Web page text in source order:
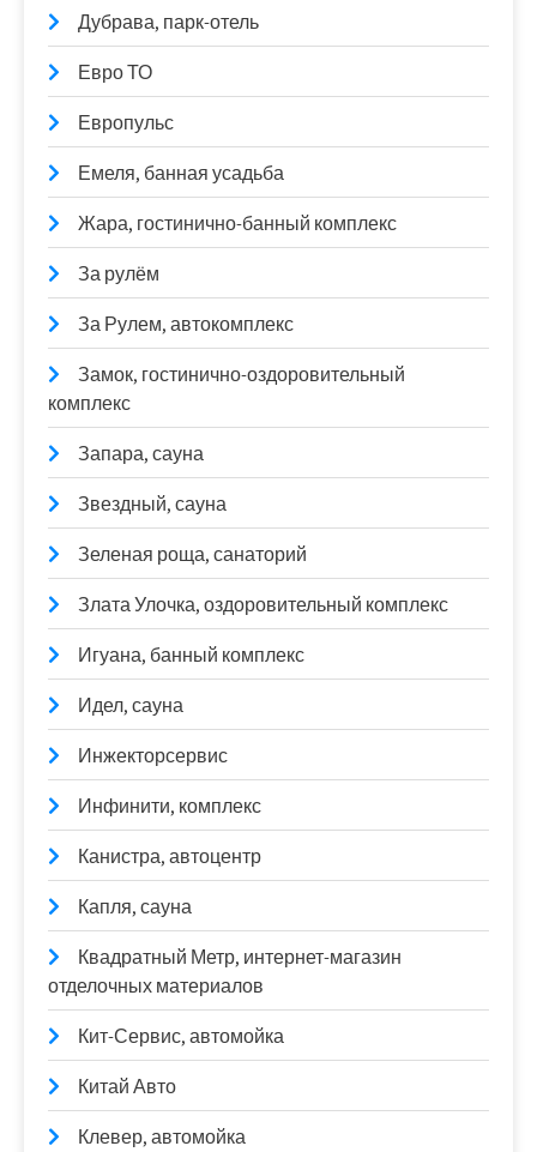
Дубрава, парк-отель
Евро ТО
Европульс
Емеля, банная усадьба
Жара, гостинично-банный комплекс
За рулём
За Рулем, автокомплекс
Замок, гостинично-оздоровительный
комплекс
Запара, сауна
Звездный, сауна
Зеленая роща, санаторий
Злата Улочка, оздоровительный комплекс
Игуана, банный комплекс
Идел, сауна
Инжекторсервис
Инфинити, комплекс
Канистра, автоцентр
Капля, сауна
Квадратный Метр, интернет-магазин
отделочных материалов
Кит-Сервис, автомойка
Китай Авто
Клевер, автомойка